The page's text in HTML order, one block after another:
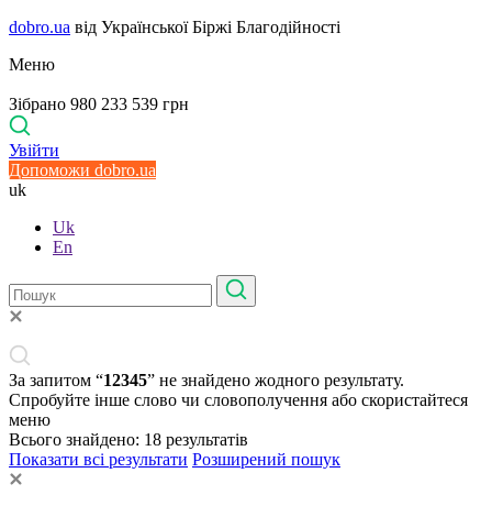
dobro.ua від Української Біржі Благодійності
Меню
Зібрано 980 233 539 грн
Увійти
Допоможи dobro.ua
uk
Uk
En
За запитом “12345” не знайдено жодного результату.
Спробуйте інше слово чи словополучення або скористайтеся
меню
Всього знайдено: 18 результатів
Показати всі результати Розширений пошук